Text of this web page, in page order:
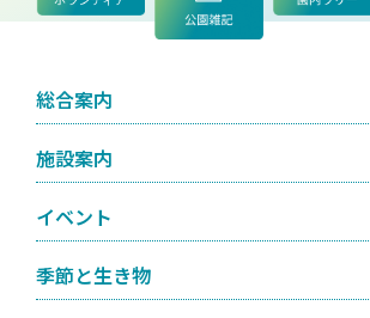
総合案内
施設案内
イベント
季節と生き物